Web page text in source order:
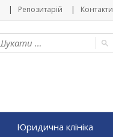
Репозитарій Контакти
Юридична клініка